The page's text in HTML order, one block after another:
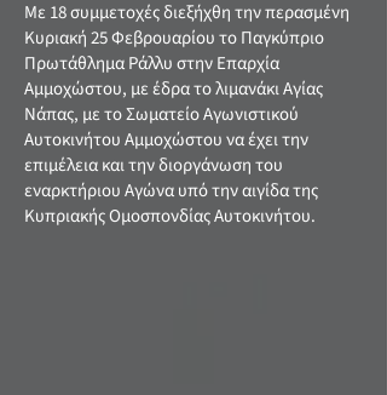
Με 18 συμμετοχές διεξήχθη την περασμένη
Κυριακή 25 Φεβρουαρίου το Παγκύπριο
Πρωτάθλημα Ράλλυ στην Επαρχία
Αμμοχώστου, με έδρα το λιμανάκι Αγίας
Νάπας, με το Σωματείο Αγωνιστικού
Αυτοκινήτου Αμμοχώστου να έχει την
επιμέλεια και την διοργάνωση του
εναρκτήριου Αγώνα υπό την αιγίδα της
Κυπριακής Ομοσπονδίας Αυτοκινήτου.